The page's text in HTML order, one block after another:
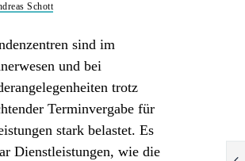
Schott
sind im
und bei
trotz
Terminvergabe für
stark belastet. Es
Dienstleistungen, wie die